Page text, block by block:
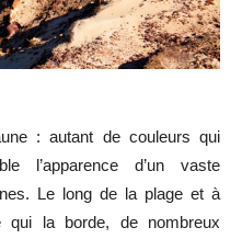
: autant de couleurs qui
l’apparence d’un vaste
Le long de la plage et à
qui la borde, de nombreux